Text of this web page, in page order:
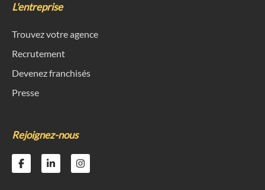
L'entreprise
Trouvez votre agence
Recrutement
Devenez franchisés
Presse
Rejoignez-nous